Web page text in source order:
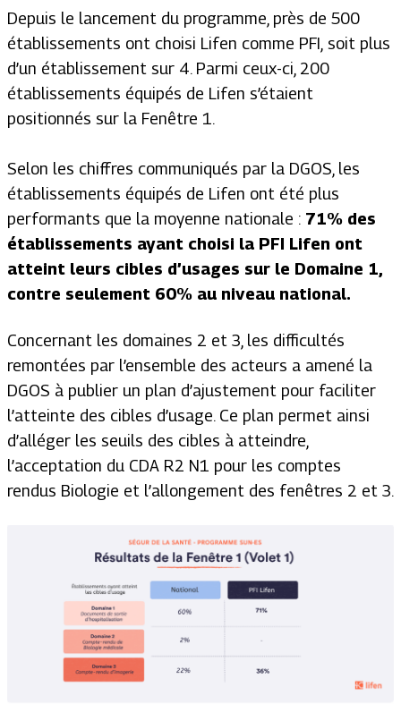
Depuis le lancement du programme, près de 500
établissements ont choisi Lifen comme PFI, soit plus
d’un établissement sur 4. Parmi ceux-ci, 200
établissements équipés de Lifen s’étaient
positionnés sur la Fenêtre 1.
Selon les chiffres communiqués par la DGOS, les
établissements équipés de Lifen ont été plus
performants que la moyenne nationale : 71% des
établissements ayant choisi la PFI Lifen ont
atteint leurs cibles d’usages sur le Domaine 1,
contre seulement 60% au niveau national.
Concernant les domaines 2 et 3, les difficultés
remontées par l’ensemble des acteurs a amené la
DGOS à publier un plan d’ajustement pour faciliter
l’atteinte des cibles d’usage. Ce plan permet ainsi
d’alléger les seuils des cibles à atteindre,
l’acceptation du CDA R2 N1 pour les comptes
rendus Biologie et l’allongement des fenêtres 2 et 3.